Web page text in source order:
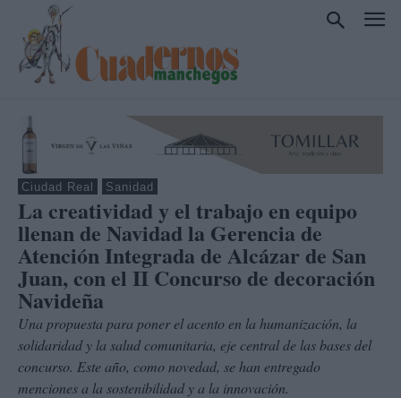
Ciudad Real Sanidad
La creatividad y el trabajo en equipo
llenan de Navidad la Gerencia de
Atención Integrada de Alcázar de San
Juan, con el II Concurso de decoración
Navideña
Una propuesta para poner el acento en la humanización, la
solidaridad y la salud comunitaria, eje central de las bases del
concurso. Este año, como novedad, se han entregado
menciones a la sostenibilidad y a la innovación.